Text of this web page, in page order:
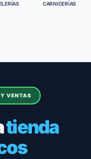
CARNICERÍAS
VENTAS
tienda